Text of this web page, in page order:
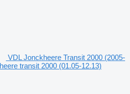
VDL Jonckheere Transit 2000 (2005-
transit 2000 (01.05-12.13)